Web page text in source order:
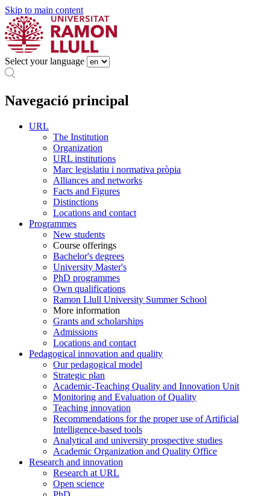
Skip to main content
Select your language
Navegació principal
URL
The Institution
Organization
URL institutions
Marc legislatiu i normativa pròpia
Alliances and networks
Facts and Figures
Distinctions
Locations and contact
Programmes
New students
Course offerings
Bachelor's degrees
University Master's
PhD programmes
Own qualifications
Ramon Llull University Summer School
More information
Grants and scholarships
Admissions
Locations and contact
Pedagogical innovation and quality
Our pedagogical model
Strategic plan
Academic-Teaching Quality and Innovation Unit
Monitoring and Evaluation of Quality
Teaching innovation
Recommendations for the proper use of Artificial
Intelligence-based tools
Analytical and university prospective studies
Academic Organization and Quality Office
Research and innovation
Research at URL
Open science